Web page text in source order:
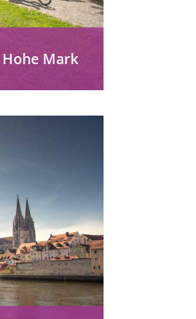
Mark
Routen für